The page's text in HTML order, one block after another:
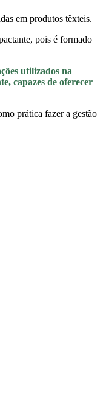
em produtos têxteis.
pois é formado
utilizados na
capazes de oferecer
prática fazer a gestão